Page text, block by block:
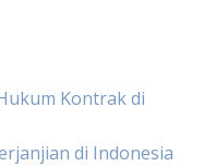
Kontrak di
di Indonesia